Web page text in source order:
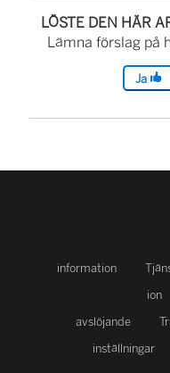
LÖSTE DEN HÄR
Lämna förslag på
Ja
information
ion
avslöjande
inställningar